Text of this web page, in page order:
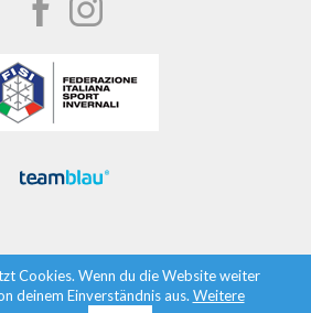
Cookies. Wenn du die Website weiter
deinem Einverständnis aus. Weitere